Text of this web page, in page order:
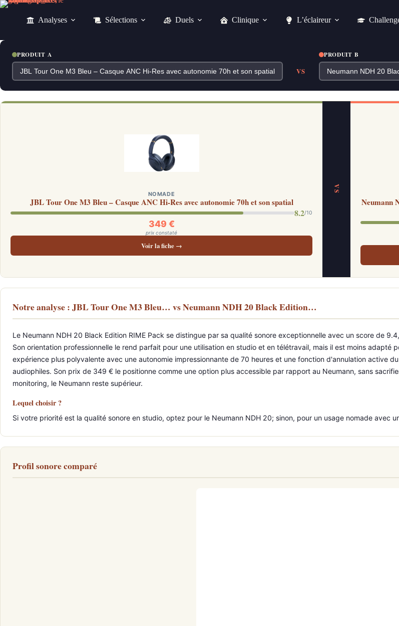
Passer
Analyses Sélections Duels Clinique L’éclaireur
PRODUIT A
VS
PRODUIT B
NOMADE
JBL Tour One M3 Bleu – Casque ANC Hi-Res avec autonomie 70h et son spatial
8.2/10
349 €
prix constaté
Voir la fiche →
VS
Neumann
Notre analyse : JBL Tour One M3 Bleu… vs Neumann NDH 20 Black Edition…
Le Neumann NDH 20 Black Edition RIME Pack se distingue par sa qualité sonore exceptionnelle avec un score de
Son orientation professionnelle le rend parfait pour une utilisation en studio et en télétravail, mais il est moins adapté
expérience plus polyvalente avec une autonomie impressionnante de 70 heures et une fonction d'annulation active
audiophiles. Son prix de 349 € le positionne comme une option plus accessible par rapport au Neumann, sans
monitoring, le Neumann reste supérieur.
Lequel choisir ?
Si votre priorité est la qualité sonore en studio, optez pour le Neumann NDH 20; sinon, pour un usage nomade avec
Profil sonore comparé